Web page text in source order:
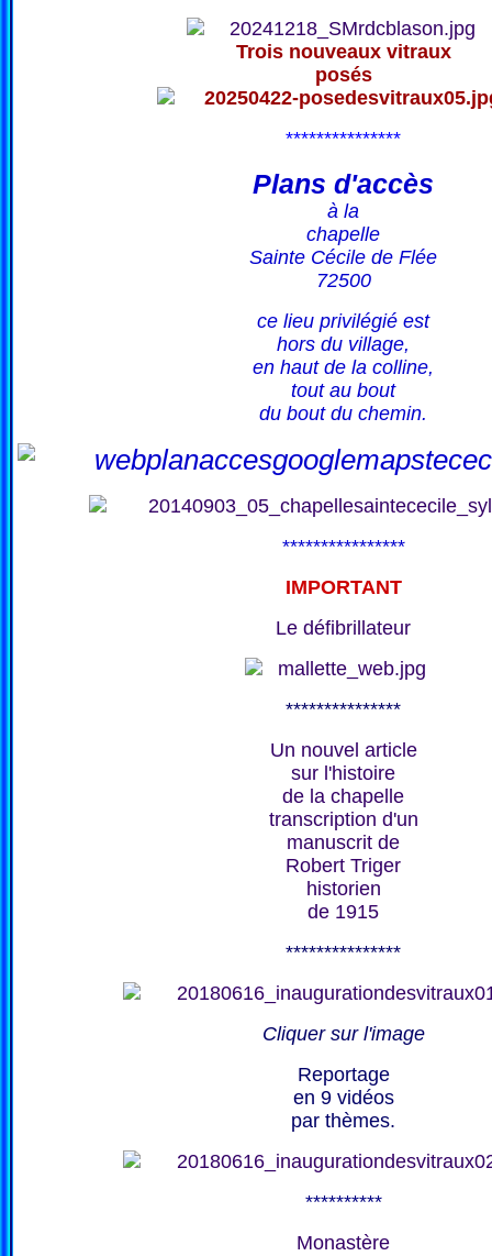
Trois nouveaux vitraux
posés
***************
Plans d'accès
à la
chapelle
Sainte Cécile de Flée
72500
ce lieu privilégié est
hors du village,
en haut de la colline,
tout au bout
du bout du chemin.
****************
IMPORTANT
Le défibrillateur
***************
Un nouvel article
sur l'histoire
de la chapelle
transcription d'un
manuscrit de
Robert Triger
historien
de 1915
***************
Cliquer sur l'image
Reportage
en 9 vidéos
par thèmes.
**********
Monastère